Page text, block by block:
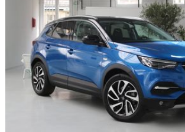
Utilitaires
Flottes
Auto
Services